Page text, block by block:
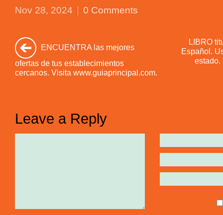
Nov 28, 2024 0 Comments
ENCUENTRA las mejores
ofertas de tus establecimientos
cercanos. Visita www.guiaprincipal.com.
LIBRO
Español.
estado.
Leave a Reply